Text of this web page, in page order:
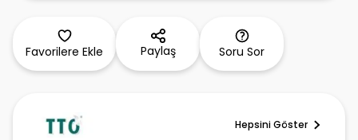
Favorilere Ekle Paylaş Soru Sor
Hepsini Göster